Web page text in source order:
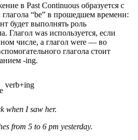
в Past Continuous образуется с
“be” в прошедшем времени:
будет выполнять роль
Глагол was используется, если
числе, а глагол were — во
глагола стоит
-ing.
verb+ing
when I saw her.
from 5 to 6 pm yesterday.